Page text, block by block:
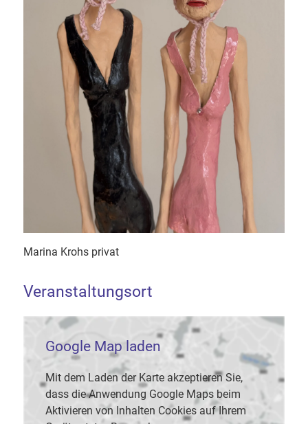
Marina Krohs privat
Veranstaltungsort
Google Map laden
Mit dem Laden der Karte akzeptieren Sie,
dass die Anwendung Google Maps beim
Aktivieren von Inhalten Cookies auf Ihrem